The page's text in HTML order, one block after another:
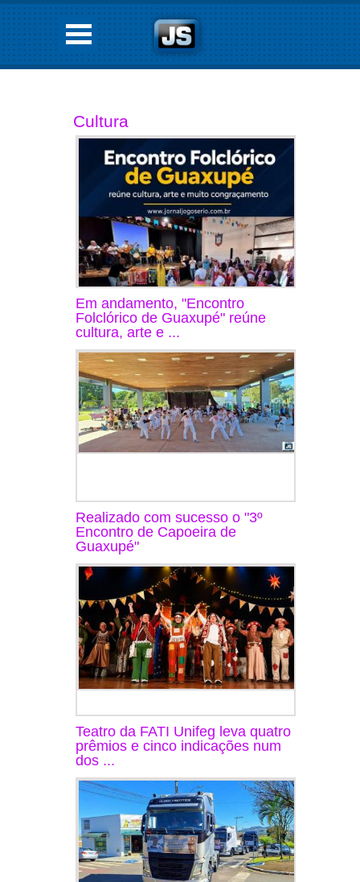
Cultura
Em andamento, "Encontro
Folclórico de Guaxupé" reúne
cultura, arte e ...
Realizado com sucesso o "3º
Encontro de Capoeira de
Guaxupé"
Teatro da FATI Unifeg leva quatro
prêmios e cinco indicações num
dos ...